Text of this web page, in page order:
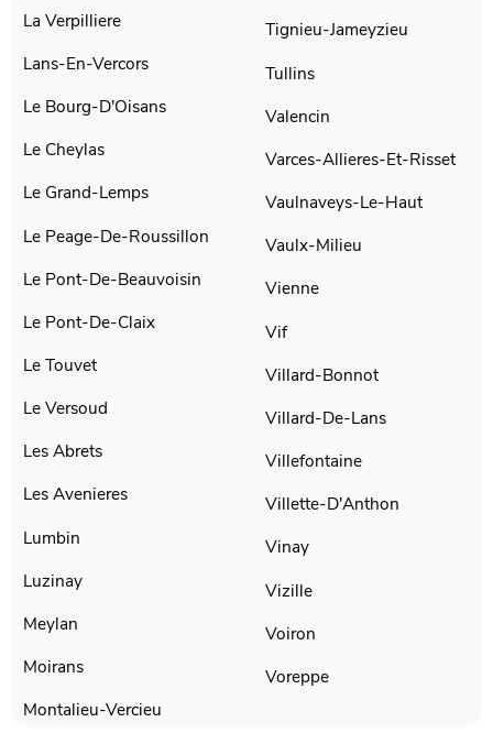
La Verpilliere
Lans-En-Vercors
Le Bourg-D'Oisans
Le Cheylas
Le Grand-Lemps
Le Peage-De-Roussillon
Le Pont-De-Beauvoisin
Le Pont-De-Claix
Le Touvet
Le Versoud
Les Abrets
Les Avenieres
Lumbin
Luzinay
Meylan
Moirans
Montalieu-Vercieu
Tignieu-Jameyzieu
Tullins
Valencin
Varces-Allieres-Et-Risset
Vaulnaveys-Le-Haut
Vaulx-Milieu
Vienne
Vif
Villard-Bonnot
Villard-De-Lans
Villefontaine
Villette-D'Anthon
Vinay
Vizille
Voiron
Voreppe